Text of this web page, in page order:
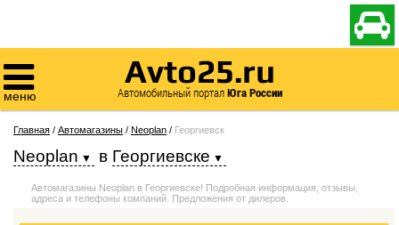


меню
Avto25.ru
Автомобильный порталЮга России
Главная / Автомагазины / Neoplan / Георгиевск
Neoplan в Георгиевске
Автомагазины Neoplan в Георгиевске! Подробная информация, отзывы,
адреса и телефоны компаний. Предложения от дилеров.